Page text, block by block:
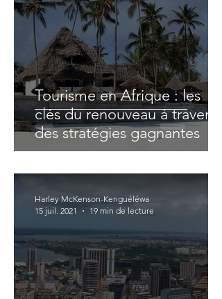
Tourisme en Afrique : les
clés du renouveau à travers
des stratégies gagnantes
Harley McKenson-Kenguéléwa
15 juil. 2021
19 min de lecture